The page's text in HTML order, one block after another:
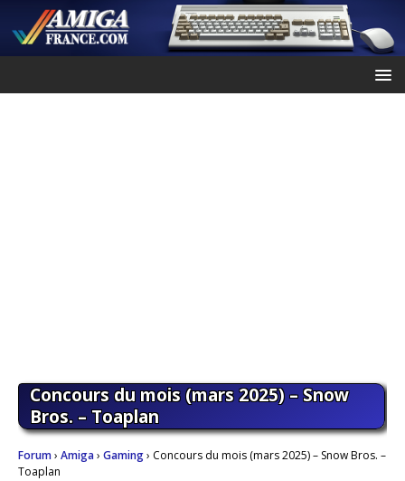
Concours du mois (mars 2025) – Snow
Bros. – Toaplan
Forum› Amiga› Gaming› Concours du mois (mars 2025) – Snow Bros. –
Toaplan